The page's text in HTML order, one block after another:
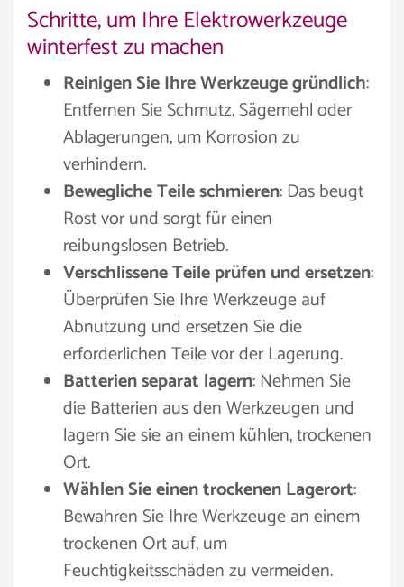
Schritte, um Ihre Elektrowerkzeuge
winterfest zu machen
Reinigen Sie Ihre Werkzeuge gründlich:
Entfernen Sie Schmutz, Sägemehl oder
Ablagerungen, um Korrosion zu
verhindern.
Bewegliche Teile schmieren: Das beugt
Rost vor und sorgt für einen
reibungslosen Betrieb.
Verschlissene Teile prüfen und ersetzen:
Überprüfen Sie Ihre Werkzeuge auf
Abnutzung und ersetzen Sie die
erforderlichen Teile vor der Lagerung.
Batterien separat lagern: Nehmen Sie
die Batterien aus den Werkzeugen und
lagern Sie sie an einem kühlen, trockenen
Ort.
Wählen Sie einen trockenen Lagerort:
Bewahren Sie Ihre Werkzeuge an einem
trockenen Ort auf, um
Feuchtigkeitsschäden zu vermeiden.